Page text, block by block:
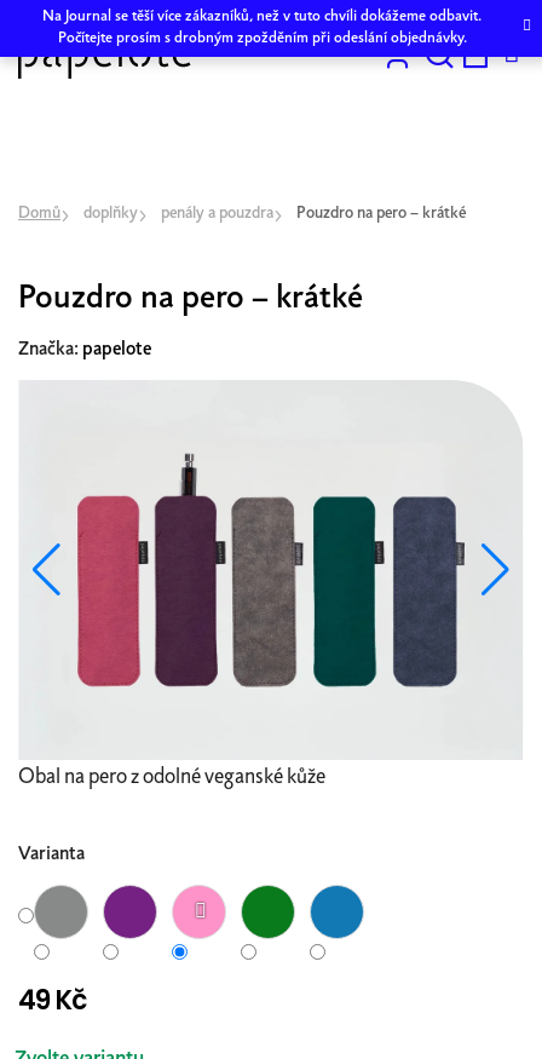
obsah
Na Journal se těší více zákazníků, než v tuto chvíli dokážeme odbavit.
Počítejte prosím s drobným zpožděním při odeslání objednávky.
Hledat
Domů doplňky penály a pouzdra Pouzdro na pero – krátké
Obal na pero z odolné veganské kůže
Varianta
49 Kč
Měrná
Pouzdro na pero – krátké
Značka: papelote